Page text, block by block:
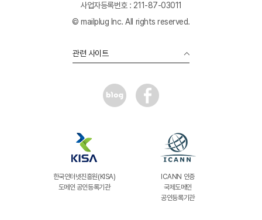
사업자등록번호 : 211-87-03011
© mailplug Inc. All rights reserved.
관련 사이트
한국인터넷진흥원(KISA)
도메인 공인등록기관
ICANN 인증
국제도메인
공인등록기관